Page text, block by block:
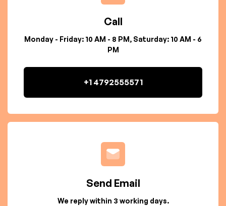
Call
Monday - Friday: 10 AM - 8 PM, Saturday: 10 AM - 6
PM
+1 4792555571
Send Email
We reply within 3 working days.